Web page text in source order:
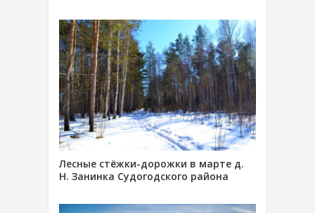
Лесные стёжки-дорожки в марте д.
Н. Занинка Судогодского района